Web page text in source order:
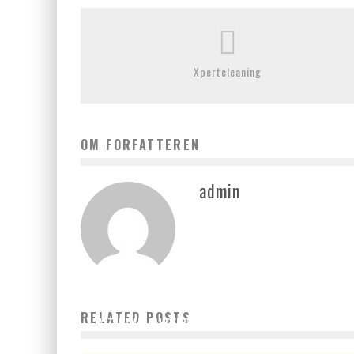
Xpertcleaning
OM FORFATTEREN
admin
RELATED POSTS
ALT, HVAD DU BEHØVER AT VIDE OM ALKOHOLFRI VIN